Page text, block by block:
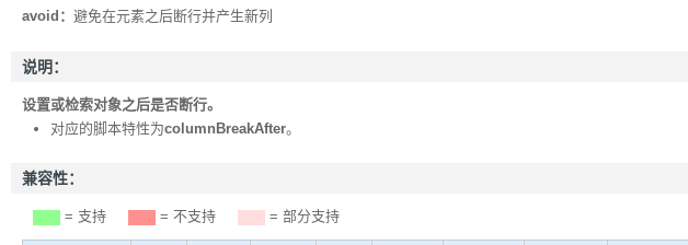
avoid： 避免在元素之后断行并产生新列
说明：
设置或检索对象之后是否断行。
对应的脚本特性为columnBreakAfter。
兼容性：
= 支持 = 不支持 = 部分支持